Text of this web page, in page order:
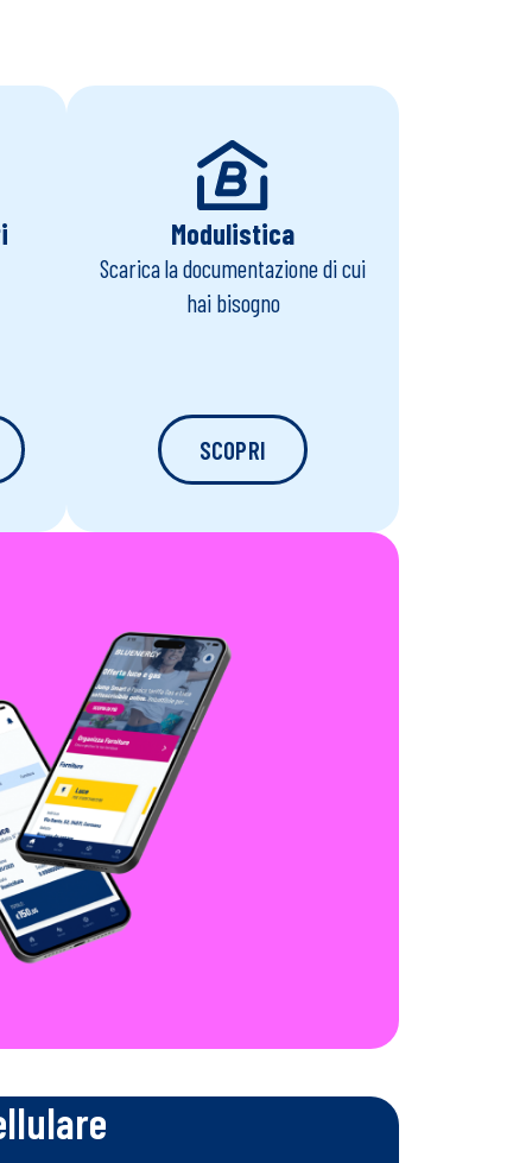
Modulistica
Scarica la documentazione di cui
hai bisogno
SCOPRI